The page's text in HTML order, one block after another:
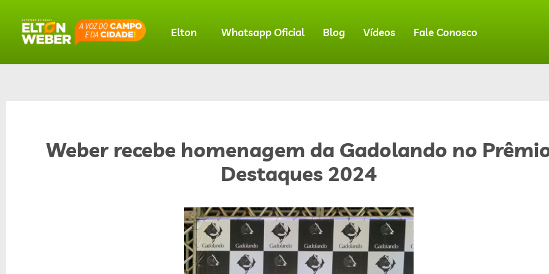
Elton Whatsapp Oficial Blog Vídeos Fale Conosco
Weber recebe homenagem da Gadolando no
Destaques 2024